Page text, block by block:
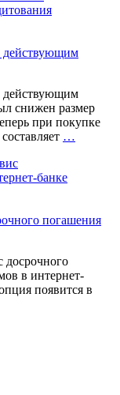
действующим
действующим
снижен размер
при покупке
…
погашения
досрочного
в интернет-
появится в